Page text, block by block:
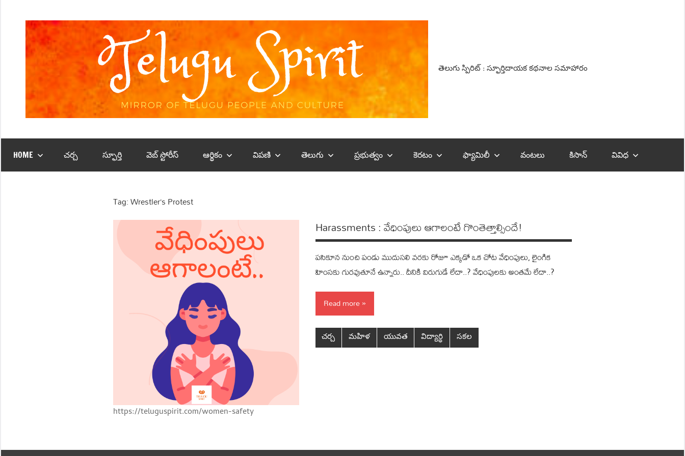
content
తెలుగు స్పిరిట్‌ : స్ఫూర్తిదాయక క‌థ‌నాల సమాహారం
HOME చర్చ స్ఫూర్తి వెబ్‌ స్టోరీస్‌ ఆర్థికం విపణి తెలుగు ప్రభుత్వం కెరటం ఫ్యామిలీ వంటలు కిసాన్‌ వివిధ
Tag:Wrestler’s Protest
https://teluguspirit.com/women-safety
Harassments : వేధింపులు ఆగాలంటే గొంతెత్తాల్సిందే!
ప‌సికూన నుంచి పండు ముదుస‌లి వ‌ర‌కు రోజూ ఎక్క‌డో ఒక చోట వేధింపులు, లైంగిక
హింస‌కు గుర‌వుతూనే ఉన్నారు.. దీనికి విరుగుడే లేదా..? వేధింపులకు అంతమే లేదా..?
Read more
చర్చ మహిళ యువత విద్యార్థి సకల